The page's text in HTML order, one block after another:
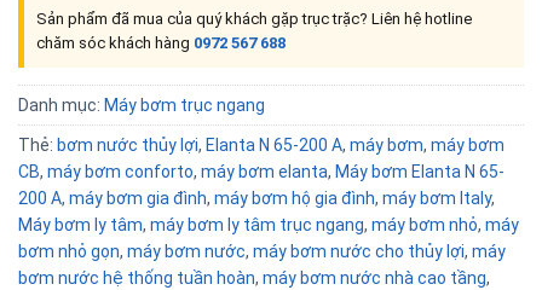
Sản phẩm đã mua của quý khách gặp trục trặc? Liên hệ hotline
chăm sóc khách hàng 0972 567 688
Danh mục: Máy bơm trục ngang
Thẻ: bơm nước thủy lợi, Elanta N 65-200 A, máy bơm, máy bơm
CB, máy bơm conforto, máy bơm elanta, Máy bơm Elanta N 65-
200 A, máy bơm gia đình, máy bơm hộ gia đình, máy bơm Italy,
Máy bơm ly tâm, máy bơm ly tâm trục ngang, máy bơm nhỏ, máy
bơm nhỏ gọn, máy bơm nước, máy bơm nước cho thủy lợi, máy
bơm nước hệ thống tuần hoàn, máy bơm nước nhà cao tầng,